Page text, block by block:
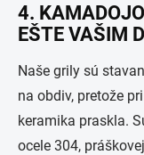
4.
EŠTE VAŠIM
Naše grily sú
na obdiv, pretože
keramika praskla.
ocele 304,